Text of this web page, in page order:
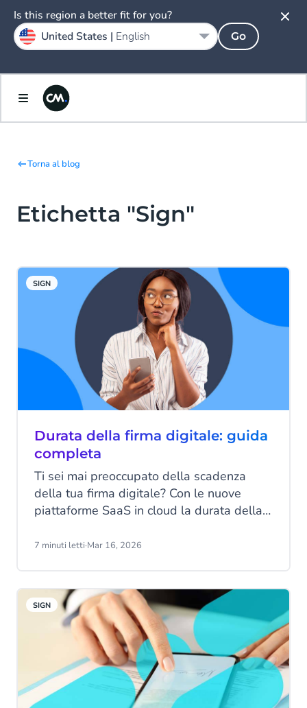
Torna al blog
Etichetta "Sign"
SIGN
Durata della firma digitale: guida
completa
Ti sei mai preoccupato della scadenza
della tua firma digitale? Con le nuove
piattaforme SaaS in cloud la durata della
Scopri tutti i dettagli a riguardo con questa
7 minuti letti·Mar 16, 2026
SIGN
Is this region a better fit for you?
United States | English Go